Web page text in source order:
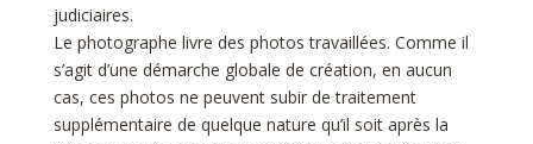
judiciaires.
Le photographe livre des photos travaillées. Comme il
s’agit d’une démarche globale de création, en aucun
cas, ces photos ne peuvent subir de traitement
supplémentaire de quelque nature qu’il soit après la